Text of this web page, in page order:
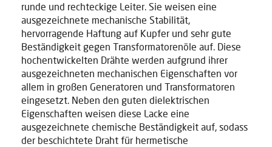
runde und rechteckige Leiter. Sie weisen eine
ausgezeichnete mechanische Stabilität,
hervorragende Haftung auf Kupfer und sehr gute
Beständigkeit gegen Transformatorenöle auf. Diese
hochentwickelten Drähte werden aufgrund ihrer
ausgezeichneten mechanischen Eigenschaften vor
allem in großen Generatoren und Transformatoren
eingesetzt. Neben den guten dielektrischen
Eigenschaften weisen diese Lacke eine
ausgezeichnete chemische Beständigkeit auf, sodass
der beschichtete Draht für hermetische